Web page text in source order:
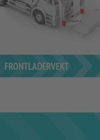
FRONTLADERVEKT